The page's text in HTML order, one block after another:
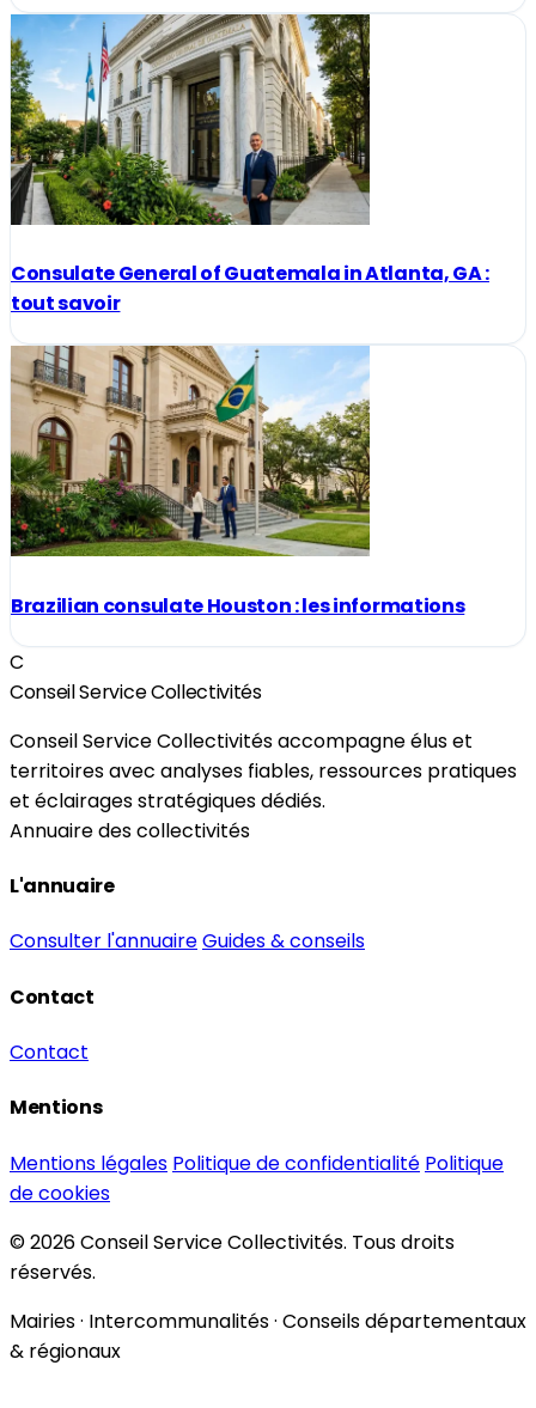
Consulate General of Guatemala in Atlanta, GA :
tout savoir
Brazilian consulate Houston : les informations
C
Conseil Service Collectivités
Conseil Service Collectivités accompagne élus et
territoires avec analyses fiables, ressources pratiques
et éclairages stratégiques dédiés.
Annuaire des collectivités
L'annuaire
Consulter l'annuaireGuides & conseils
Contact
Contact
Mentions
Mentions légales Politique de confidentialité Politique
de cookies
© 2026 Conseil Service Collectivités. Tous droits
réservés.
Mairies · Intercommunalités · Conseils départementaux
& régionaux